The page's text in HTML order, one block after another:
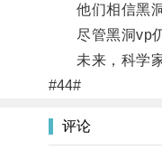
他们相信黑洞
尽管黑洞vp仍
未来，科学家
#44#
评论